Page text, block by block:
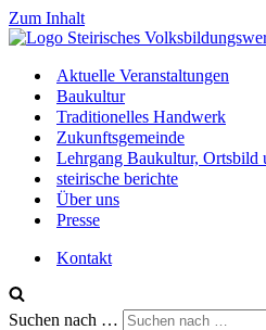
Zum Inhalt
Aktuelle Veranstaltungen
Baukultur
Traditionelles Handwerk
Zukunftsgemeinde
Lehrgang Baukultur, Ortsbild
steirische berichte
Über uns
Presse
Kontakt
Suchen nach …